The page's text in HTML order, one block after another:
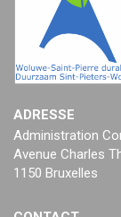
ADRESSE
Administration
Avenue Charles
1150 Bruxelles